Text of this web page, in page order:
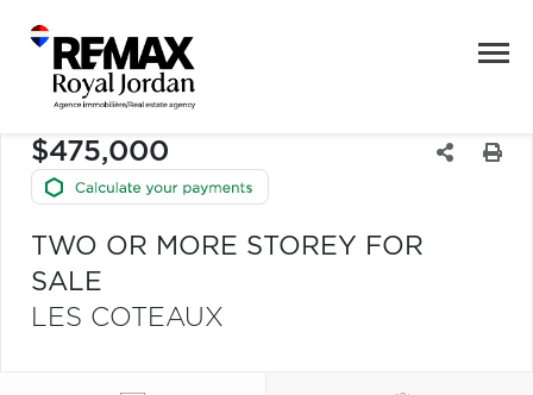
$475,000
TWO OR MORE STOREY FOR
SALE
LES COTEAUX